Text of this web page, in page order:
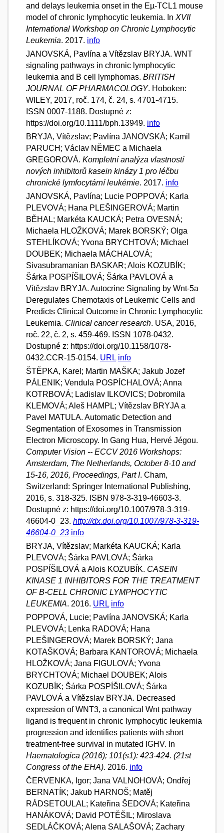
and delays leukemia onset in the Eµ-TCL1 mouse
model of chronic lymphocytic leukemia. In XVII
International Workshop on Chronic Lymphocytic
Leukemia. 2017. info
JANOVSKÁ, Pavlína a Vítězslav BRYJA. WNT
signaling pathways in chronic lymphocytic
leukemia and B cell lymphomas. BRITISH
JOURNAL OF PHARMACOLOGY. Hoboken:
WILEY, 2017, roč. 174, č. 24, s. 4701-4715.
ISSN 0007-1188. Dostupné z:
https://doi.org/10.1111/bph.13949. info
BRYJA, Vítězslav; Pavlína JANOVSKÁ; Kamil
PARUCH; Václav NĚMEC a Michaela
GREGOROVÁ. Kompletní analýza vlastností
nových inhibitorů kasein kinázy 1 pro léčbu
chronické lymfocytární leukémie. 2017. info
JANOVSKÁ, Pavlína; Lucie POPPOVÁ; Karla
PLEVOVÁ; Hana PLEŠINGEROVÁ; Martin
BĚHAL; Markéta KAUCKÁ; Petra OVESNÁ;
Michaela HLOŽKOVÁ; Marek BORSKÝ; Olga
STEHLÍKOVÁ; Yvona BRYCHTOVÁ; Michael
DOUBEK; Michaela MÁCHALOVÁ;
Sivasubramanian BASKAR; Alois KOZUBÍK;
Šárka POSPÍŠILOVÁ; Šárka PAVLOVÁ a
Vítězslav BRYJA. Autocrine Signaling by Wnt-5a
Deregulates Chemotaxis of Leukemic Cells and
Predicts Clinical Outcome in Chronic Lymphocytic
Leukemia. Clinical cancer research. USA, 2016,
roč. 22, č. 2, s. 459-469. ISSN 1078-0432.
Dostupné z: https://doi.org/10.1158/1078-
0432.CCR-15-0154. URL info
ŠTĚPKA, Karel; Martin MAŠKA; Jakub Jozef
PÁLENIK; Vendula POSPÍCHALOVÁ; Anna
KOTRBOVÁ; Ladislav ILKOVICS; Dobromila
KLEMOVÁ; Aleš HAMPL; Vítězslav BRYJA a
Pavel MATULA. Automatic Detection and
Segmentation of Exosomes in Transmission
Electron Microscopy. In Gang Hua, Hervé Jégou.
Computer Vision -- ECCV 2016 Workshops:
Amsterdam, The Netherlands, October 8-10 and
15-16, 2016, Proceedings, Part I. Cham,
Switzerland: Springer International Publishing,
2016, s. 318-325. ISBN 978-3-319-46603-3.
Dostupné z: https://doi.org/10.1007/978-3-319-
46604-0_23. http://dx.doi.org/10.1007/978-3-319-
46604-0_23 info
BRYJA, Vítězslav; Markéta KAUCKÁ; Karla
PLEVOVÁ; Šárka PAVLOVÁ; Šárka
POSPÍŠILOVÁ a Alois KOZUBÍK. CASEIN
KINASE 1 INHIBITORS FOR THE TREATMENT
OF B-CELL CHRONIC LYMPHOCYTIC
LEUKEMIA. 2016. URL info
POPPOVÁ, Lucie; Pavlína JANOVSKÁ; Karla
PLEVOVÁ; Lenka RADOVÁ; Hana
PLEŠINGEROVÁ; Marek BORSKÝ; Jana
KOTAŠKOVÁ; Barbara KANTOROVÁ; Michaela
HLOŽKOVÁ; Jana FIGULOVÁ; Yvona
BRYCHTOVÁ; Michael DOUBEK; Alois
KOZUBÍK; Šárka POSPÍŠILOVÁ; Šárka
PAVLOVÁ a Vítězslav BRYJA. Decreased
expression of WNT3, a canonical Wnt pathway
ligand is frequent in chronic lymphocytic leukemia
progression and identifies patients with short
treatment-free survival in mutated IGHV. In
Haematologica (2016); 101(s1): 423-424. (21st
Congress of the EHA). 2016. info
ČERVENKA, Igor; Jana VALNOHOVÁ; Ondřej
BERNATÍK; Jakub HARNOŠ; Matěj
RÁDSETOULAL; Kateřina ŠEDOVÁ; Kateřina
HANÁKOVÁ; David POTĚŠIL; Miroslava
SEDLÁČKOVÁ; Alena SALAŠOVÁ; Zachary